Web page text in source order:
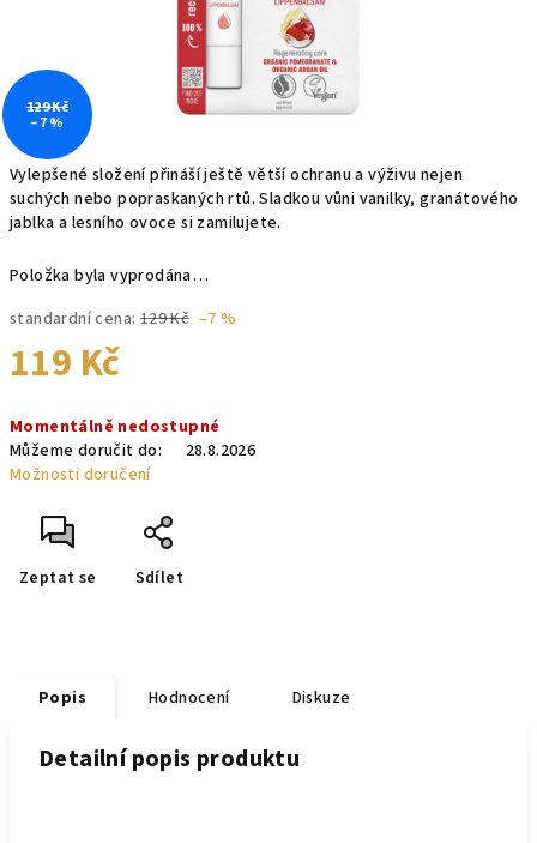
Vylepšené složení přináší ještě větší ochranu a výživu nejen
suchých nebo popraskaných rtů. Sladkou vůni vanilky, granátového
jablka a lesního ovoce si zamilujete.
Položka byla vyprodána…
standardní cena: 129 Kč –7 %
119 Kč
cena:
Momentálně nedostupné
Můžeme doručit do:
28.8.2026
Možnosti doručení
Zeptat se Sdílet
129 Kč
–7 %
Popis Hodnocení Diskuze
Detailní popis produktu